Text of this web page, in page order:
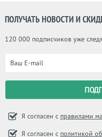
ПОЛУЧАТЬ НОВОСТИ И
120 000 подписчиков уже
Я согласен с правилами
Я согласен с политикой